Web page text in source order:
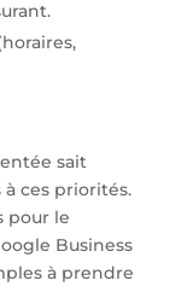
sait
ces priorités.
pour le
Business
à prendre